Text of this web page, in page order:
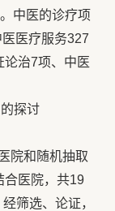
中医的诊疗项
医疗服务327
论治7项、中医
探讨
院和随机抽取
合医院，共19
筛选、论证，